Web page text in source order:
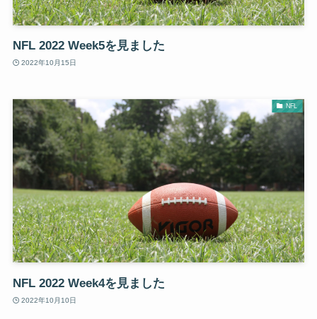
NFL 2022 Week5を見ました
2022年10月15日
NFL
NFL 2022 Week4を見ました
2022年10月10日